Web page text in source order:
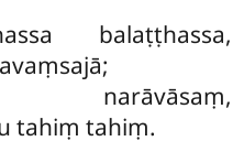
balaṭṭhassa,
narāvāsaṃ,
tahiṃ tahiṃ.